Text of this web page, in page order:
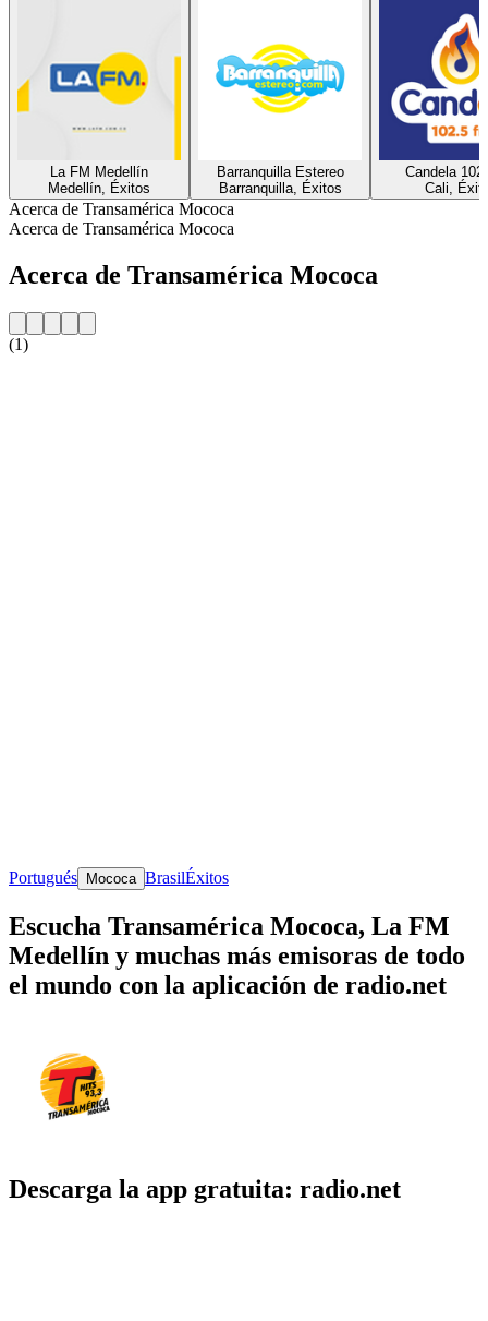
La FM Medellín
Medellín, Éxitos
Barranquilla Estereo
Barranquilla, Éxitos
Candela
Cali,
Acerca de Transamérica Mococa
Acerca de Transamérica Mococa
Acerca de Transamérica Mococa
(1)
Portugués Mococa BrasilÉxitos
Escucha Transamérica Mococa, La FM
Medellín y muchas más emisoras de todo
el mundo con la aplicación de radio.net
Descarga la app gratuita: radio.net